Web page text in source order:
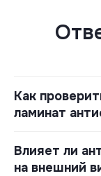
Как
ламинат
Влияет ли
на внешний